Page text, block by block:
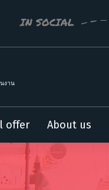
IN SOCIAL
งาน
offer About us